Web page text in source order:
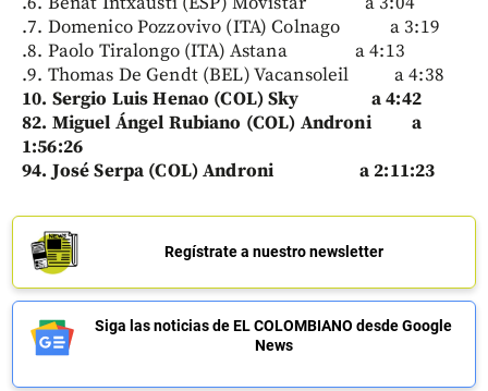
.7. Domenico Pozzovivo (ITA) Colnago a 3:19
.8. Paolo Tiralongo (ITA) Astana a 4:13
.9. Thomas De Gendt (BEL) Vacansoleil a 4:38
10. Sergio Luis Henao (COL) Sky a 4:42
82. Miguel Ángel Rubiano (COL) Androni a
1:56:26
94. José Serpa (COL) Androni a 2:11:23
Regístrate a nuestro newsletter
Siga las noticias de EL COLOMBIANO desde Google
News